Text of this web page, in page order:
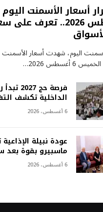
أغسطس 2026.. تعرف
اليوم، شهدت أسعار
6 أغسطس 2026…
فرصة حج
الداخلية تكشف
6 أغسطس، 2026
عودة نبيلة
ماسبيرو بقوة بعد
6 أغسطس، 2026